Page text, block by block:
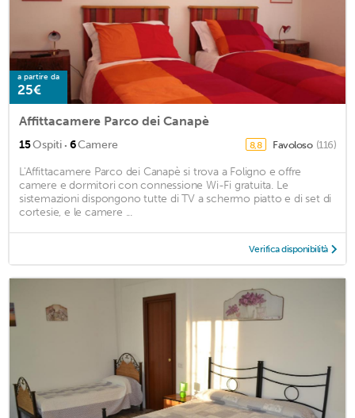
a partire da
25€
Affittacamere Parco dei Canapè
15Ospiti · 6Camere 8,8 Favoloso (116)
L'Affittacamere Parco dei Canapè si trova a Foligno e offre
camere e dormitori con connessione Wi-Fi gratuita. Le
sistemazioni dispongono tutte di TV a schermo piatto e di set di
cortesie, e le camere ...
Verifica disponibilità